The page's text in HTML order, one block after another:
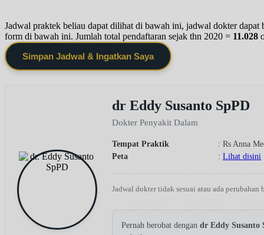
Jadwal praktek beliau dapat dilihat di bawah ini, jadwal dokter dapat
form di bawah ini. Jumlah total pendaftaran sejak thn 2020 = 11.028
Simpan Jadwal & Ingatkan Saya
dr Eddy Susanto SpPD
Dokter Penyakit Dalam
Tempat Praktik
: Rs Anna
Peta
: Lihat disini
Jadwal dokter tidak sesuai atau ada perubahan
Pernah berobat dengan dr Eddy Susanto